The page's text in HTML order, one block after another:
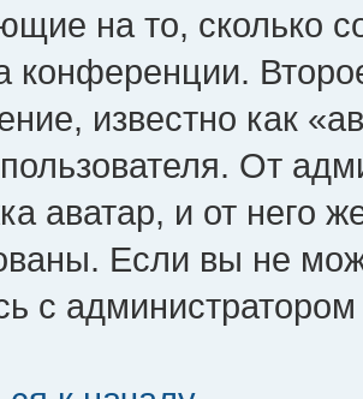
на то, сколько
конференции.
известно как
От
аватар, и от него
Если вы не
с